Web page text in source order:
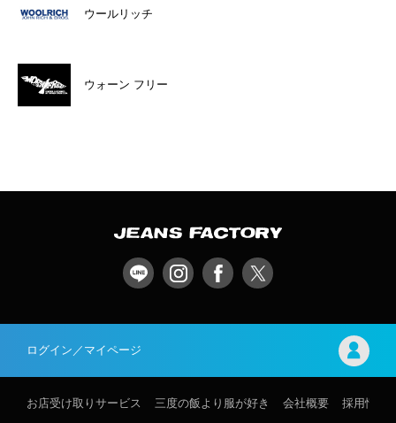
ウールリッチ
ウォーン フリー
ログイン／マイページ
お店受け取りサービス 三度の飯より服が好き 会社概要 採用情報